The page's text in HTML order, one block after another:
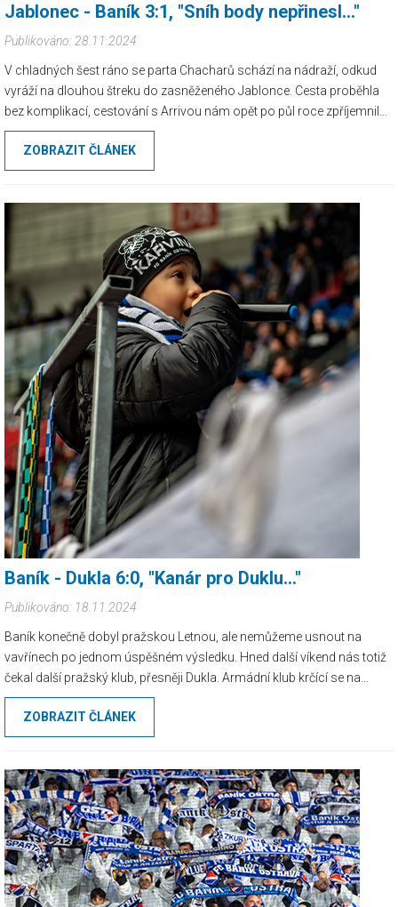
Jablonec - Baník 3:1, "Sníh body nepřinesl..."
Publikováno: 28.11.2024
V chladných šest ráno se parta Chacharů schází na nádraží, odkud
vyráží na dlouhou štreku do zasněženého Jablonce. Cesta proběhla
bez komplikací, cestování s Arrivou nám opět po půl roce zpříjemnil
náš oblíbený průvodčí Adam, kéž by všichni průvodčí měli k nám
stejný přístup. Na Střelnici se skvěle uklizeným trávníkem se
objevujeme v přibližně jednu hodinu, věšíme vlajky a čas do výkopu si
koulovačkou.
ZOBRAZIT ČLÁNEK
Baník - Dukla 6:0, "Kanár pro Duklu..."
Publikováno: 18.11.2024
Baník konečně dobyl pražskou Letnou, ale nemůžeme usnout na
vavřínech po jednom úspěšném výsledku. Hned další víkend nás totiž
čekal další pražský klub, přesněji Dukla. Armádní klub krčící se na
spodních příčkách tabulky zní jako snadný cíl pro Baník, který v
poslední době předvádí solidní výkony. Ale znáte to – vždy, když se
očekává, že vše půjde správným směrem, přijde utkání, na kterém si
ZOBRAZIT ČLÁNEK